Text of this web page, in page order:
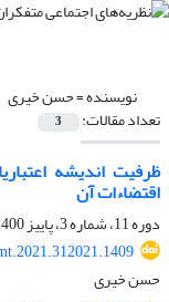
نویسنده =حسن خیری
تعداد مقالات: 3
ظرفیت اندیشه
اقتضاءات آن
دوره 11، شماره 3، پاییز 1400، صفحه
حسن خیری